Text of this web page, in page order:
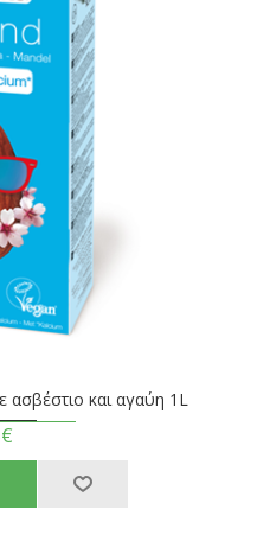
και αγαύη 1L